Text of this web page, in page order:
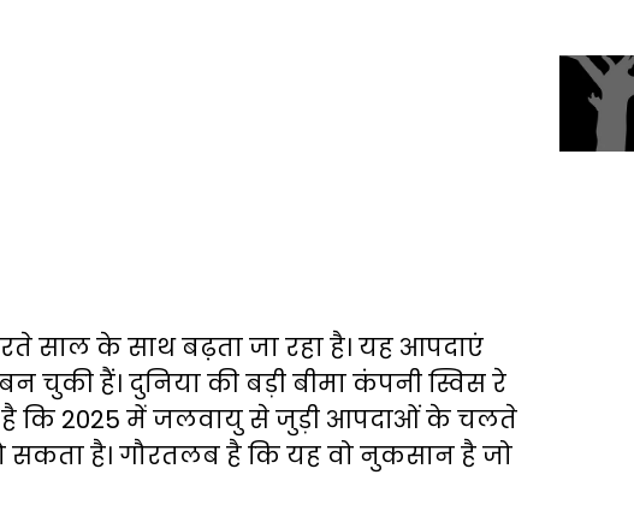
के साथ बढ़ता जा रहा है। यह आपदाएं
चुकी हैं। दुनिया की बड़ी बीमा कंपनी स्विस रे
है कि 2025 में जलवायु से जुड़ी आपदाओं के चलते
सकता है। गौरतलब है कि यह वो नुकसान है जो